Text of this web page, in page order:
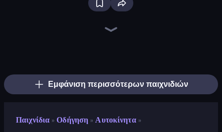
Εμφάνιση περισσότερων παιχνιδιών
Παιχνίδια » Οδήγηση » Αυτοκίνητα »